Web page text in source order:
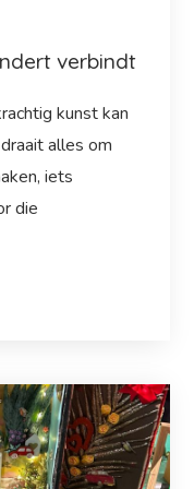
verbindt
kunst kan
alles om
iets
die